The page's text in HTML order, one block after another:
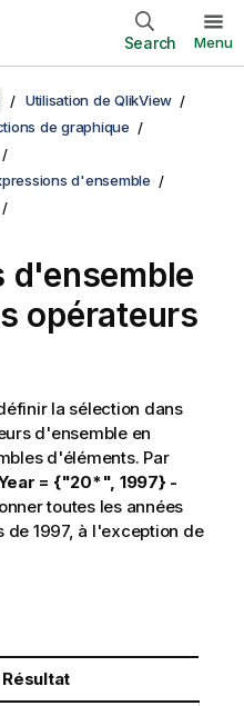
Search Menu
Utilisation de QlikView
de graphique
d'ensemble
opérateurs
la sélection dans
d'ensemble en
d'éléments. Par
= {"20*", 1997} -
toutes les années
de 1997, à l'exception de
Résultat